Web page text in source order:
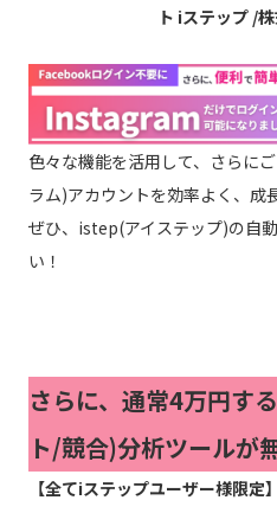
ト iステップ /
色々な機能を活用して、さらに
ラム)アカウントを効率よく、成
ぜひ、istep(アイステップ)の自
い！
さらに、通常4万円す
ト/競合)分析ツールが
【全てiステップユーザー様限